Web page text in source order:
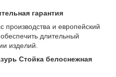
гарантия
производства и европейский
длительный
изделий.
Стойка белоснежная